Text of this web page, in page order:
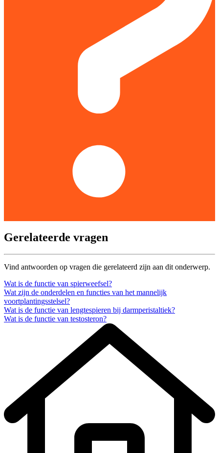
Gerelateerde vragen
Vind antwoorden op vragen die gerelateerd zijn aan dit onderwerp.
Wat is de functie van spierweefsel?
Wat zijn de onderdelen en functies van het mannelijk
voortplantingsstelsel?
Wat is de functie van lengtespieren bij darmperistaltiek?
Wat is de functie van testosteron?